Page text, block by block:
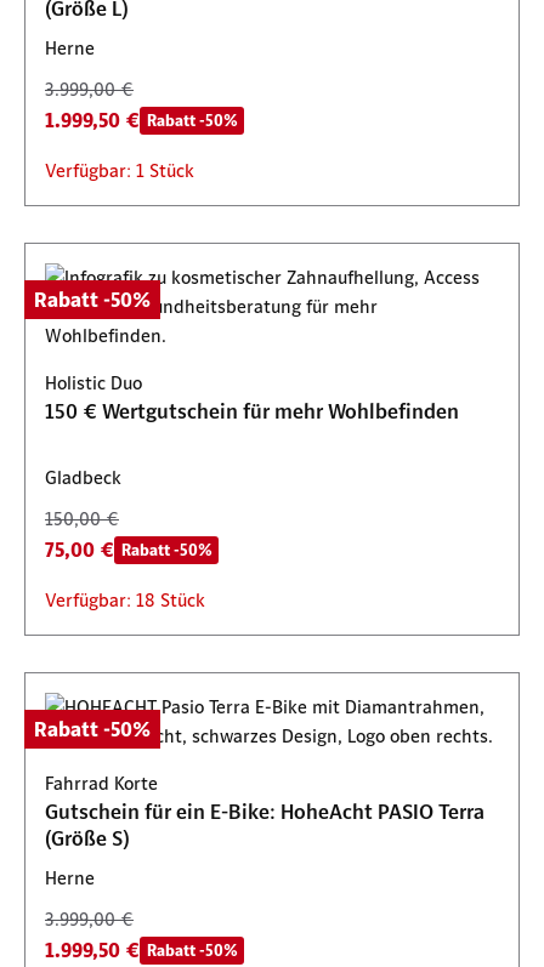
(Größe L)
Herne
3.999,00 €
1.999,50 € Rabatt -50%
Verfügbar: 1 Stück
Rabatt -50%
Holistic Duo
150 € Wertgutschein für mehr Wohlbefinden
Gladbeck
150,00 €
75,00 € Rabatt -50%
Verfügbar: 18 Stück
Rabatt -50%
Fahrrad Korte
Gutschein für ein E-Bike: HoheAcht PASIO Terra
(Größe S)
Herne
3.999,00 €
1.999,50 € Rabatt -50%